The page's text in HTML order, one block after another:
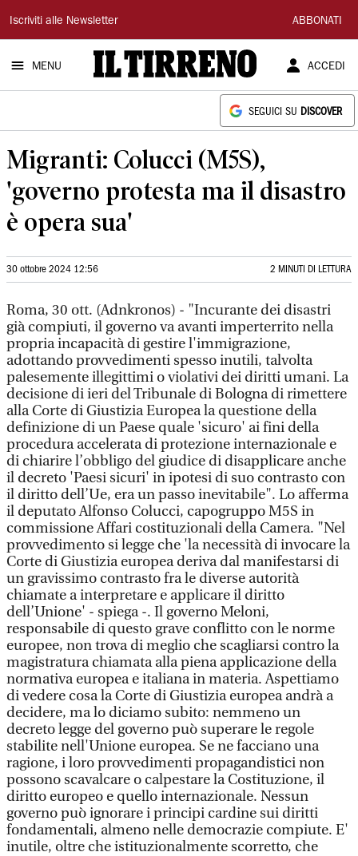
Il
Tirreno
Iscriviti alle Newsletter ABBONATI
MENU ACCEDI
SEGUICI SU DISCOVER
Migranti: Colucci (M5S),
'governo protesta ma il disastro
è opera sua'
30 ottobre 2024 12:56 2 MINUTI DI LETTURA
Roma, 30 ott. (Adnkronos) - "Incurante dei disastri
già compiuti, il governo va avanti imperterrito nella
propria incapacità di gestire l'immigrazione,
adottando provvedimenti spesso inutili, talvolta
palesemente illegittimi o violativi dei diritti umani. La
decisione di ieri del Tribunale di Bologna di rimettere
alla Corte di Giustizia Europea la questione della
definizione di un Paese quale 'sicuro' ai fini della
procedura accelerata di protezione internazionale e
di chiarire l’obbligo del giudice di disapplicare anche
il decreto 'Paesi sicuri' in ipotesi di suo contrasto con
il diritto dell’Ue, era un passo inevitabile". Lo afferma
il deputato Alfonso Colucci, capogruppo M5S in
commissione Affari costituzionali della Camera. "Nel
provvedimento si legge che 'la necessità di invocare la
Corte di Giustizia europea deriva dal manifestarsi di
un gravissimo contrasto fra le diverse autorità
chiamate a interpretare e applicare il diritto
dell’Unione' - spiega -. Il governo Meloni,
responsabile di questo grave conflitto con le norme
europee, non trova di meglio che scagliarsi contro la
magistratura chiamata alla piena applicazione della
normativa europea e italiana in materia. Aspettiamo
di vedere cosa la Corte di Giustizia europea andrà a
decidere, ma lo diciamo subito: nemmeno un
decreto legge del governo può superare le regole
stabilite nell'Unione europea. Se ne facciano una
ragione, i loro provvedimenti propagandistici non
possono scavalcare o calpestare la Costituzione, il
diritto europeo e quello internazionale. Nessun
governo può ignorare i principi cardine sui diritti
fondamentali, almeno nelle democrazie compiute. E'
inutile, oltre che istituzionalmente scorretto, che